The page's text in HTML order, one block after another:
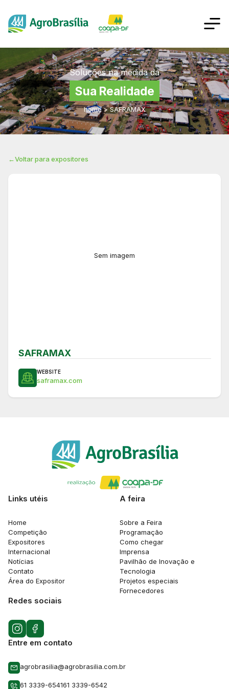
Soluções na medida da
Sua Realidade
home > SAFRAMAX
←Voltar para expositores
Sem imagem
SAFRAMAX
WEBSITE
saframax.com
Links utéis
Home
Competição
Expositores
Internacional
Notícias
Contato
Área do Expositor
A feira
Sobre a Feira
Programação
Como chegar
Imprensa
Pavilhão de Inovação e
Tecnologia
Projetos especiais
Fornecedores
Redes sociais
Entre em contato
agrobrasilia@agrobrasilia.com.br
61 3339-654161 3339-6542